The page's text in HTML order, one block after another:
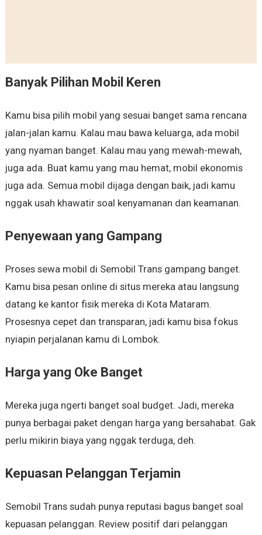
Banyak Pilihan Mobil Keren
Kamu bisa pilih mobil yang sesuai banget sama rencana
jalan-jalan kamu. Kalau mau bawa keluarga, ada mobil
yang nyaman banget. Kalau mau yang mewah-mewah,
juga ada. Buat kamu yang mau hemat, mobil ekonomis
juga ada. Semua mobil dijaga dengan baik, jadi kamu
nggak usah khawatir soal kenyamanan dan keamanan.
Penyewaan yang Gampang
Proses sewa mobil di Semobil Trans gampang banget.
Kamu bisa pesan online di situs mereka atau langsung
datang ke kantor fisik mereka di Kota Mataram.
Prosesnya cepet dan transparan, jadi kamu bisa fokus
nyiapin perjalanan kamu di Lombok.
Harga yang Oke Banget
Mereka juga ngerti banget soal budget. Jadi, mereka
punya berbagai paket dengan harga yang bersahabat. Gak
perlu mikirin biaya yang nggak terduga, deh.
Kepuasan Pelanggan Terjamin
Semobil Trans sudah punya reputasi bagus banget soal
kepuasan pelanggan. Review positif dari pelanggan